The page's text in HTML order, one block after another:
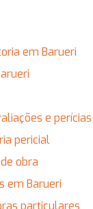
em Barueri
e perícias
pericial
de obra
em Barueri
particulares